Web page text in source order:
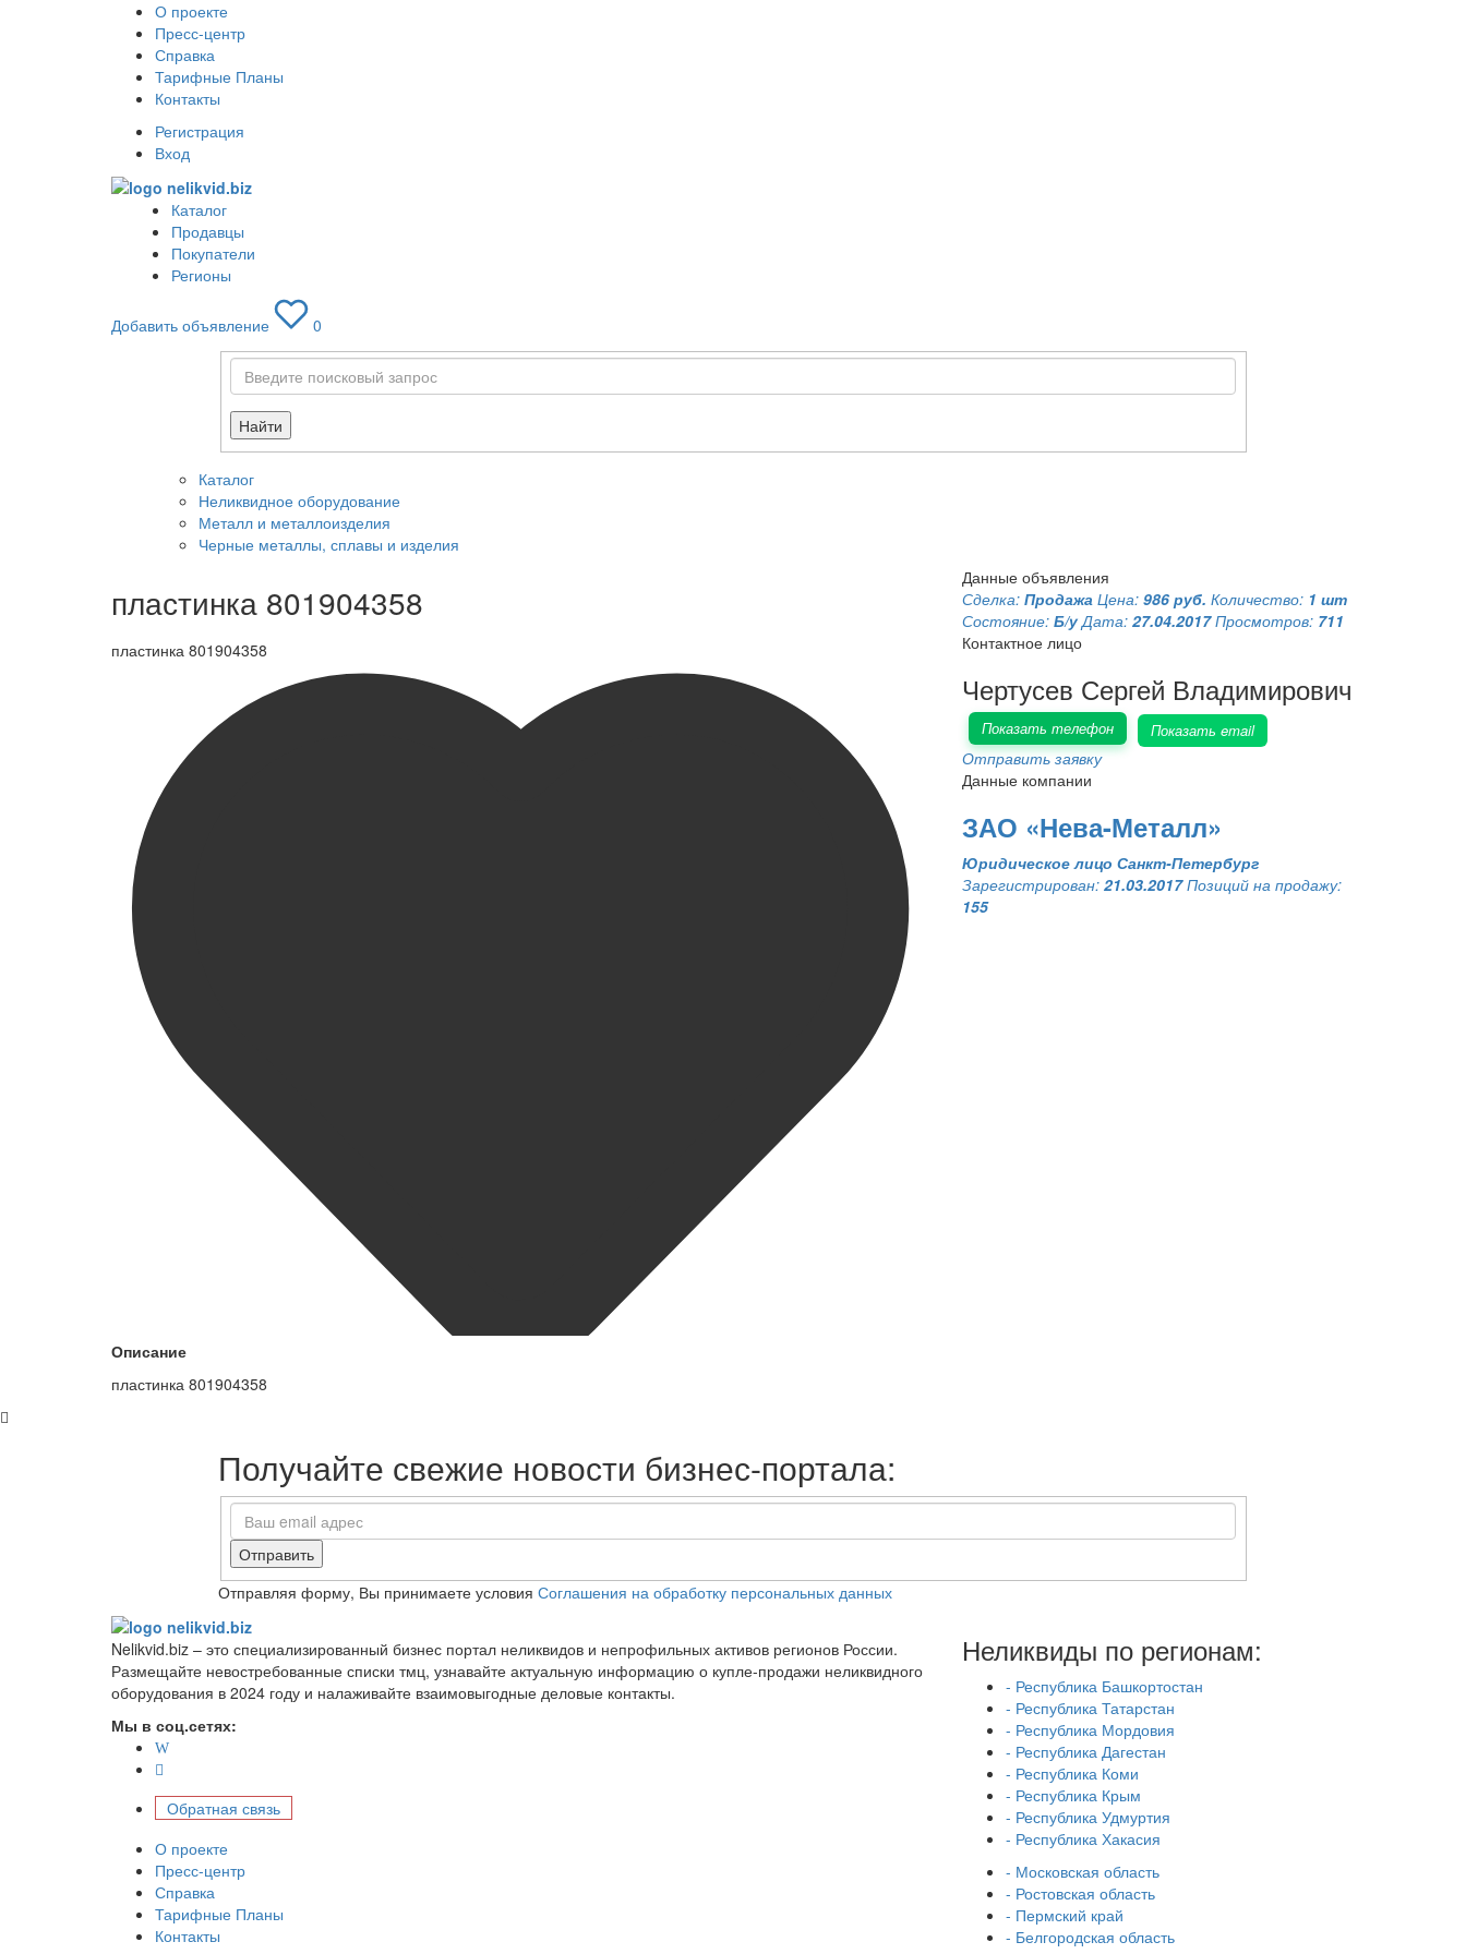
О проекте
Пресс-центр
Справка
Тарифные Планы
Контакты
Регистрация
Вход
Каталог
Продавцы
Покупатели
Регионы
Добавить объявление 0
Найти
Каталог
Неликвидное оборудование
Металл и металлоизделия
Черные металлы, сплавы и изделия
пластинка 801904358
пластинка 801904358
Описание
пластинка 801904358
Данные объявления
Сделка: Продажа Цена: 986 руб. Количество: 1 шт
Состояние: Б/у Дата: 27.04.2017 Просмотров: 711
Контактное лицо
Чертусев Сергей Владимирович
Показать телефон Показать email
Отправить заявку
Данные компании
ЗАО «Нева-Металл»
Юридическое лицо Санкт-Петербург
Зарегистрирован: 21.03.2017 Позиций на продажу:
155
Получайте свежие новости бизнес-портала:
Отправить
Отправляя форму, Вы принимаете условия Соглашения на обработку персональных данных
Неликвиды по регионам:
- Республика Башкортостан
- Республика Татарстан
- Республика Мордовия
- Республика Дагестан
- Республика Коми
- Республика Крым
- Республика Удмуртия
- Республика Хакасия
- Московская область
- Ростовская область
- Пермский край
- Белгородская область
Nelikvid.biz – это специализированный бизнес портал неликвидов и непрофильных активов регионов России.
Размещайте невостребованные списки тмц, узнавайте актуальную информацию о купле-продажи неликвидного
оборудования в 2024 году и налаживайте взаимовыгодные деловые контакты.
Мы в соц.сетях:
Обратная связь
О проекте
Пресс-центр
Справка
Тарифные Планы
Контакты